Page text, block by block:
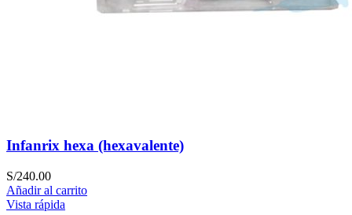
Infanrix hexa (hexavalente)
S/240.00
Añadir al carrito
Vista rápida